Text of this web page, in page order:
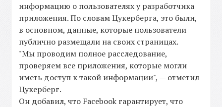
информацию о пользователях у разработчика
приложения. По словам Цукерберга, это были,
в основном, данные, которые пользователи
публично размещали на своих страницах.
"Мы проводим полное расследование,
проверяем все приложения, которые могли
иметь доступ к такой информации", — отметил
Цукерберг.
Он добавил, что Facebook гарантирует, что